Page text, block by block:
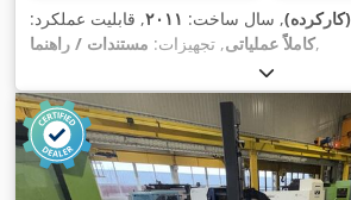
, سال ساخت: ۲۰۱۱, قابلیت عملکرد:
کاملاً عملیاتی, تجهیزات: مستندات / راهنما ,